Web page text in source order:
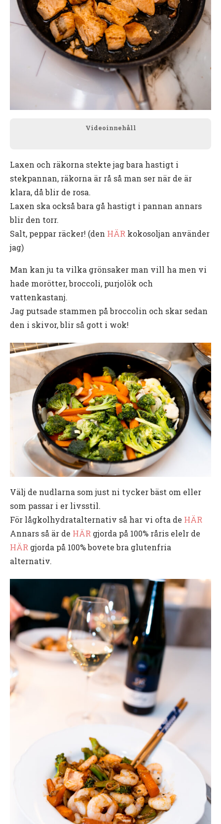
Videoinnehåll
Laxen och räkorna stekte jag bara hastigt i
stekpannan, räkorna är rå så man ser när de är
klara, då blir de rosa.
Laxen ska också bara gå hastigt i pannan annars
blir den torr.
Salt, peppar räcker! (den HÄR kokosoljan använder
jag)
Man kan ju ta vilka grönsaker man vill ha men vi
hade morötter, broccoli, purjolök och
vattenkastanj.
Jag putsade stammen på broccolin och skar sedan
den i skivor, blir så gott i wok!
Välj de nudlarna som just ni tycker bäst om eller
som passar i er livsstil.
För lågkolhydratalternativ så har vi ofta de HÄR
Annars så är de HÄR gjorda på 100% råris elelr de
HÄR gjorda på 100% bovete bra glutenfria
alternativ.